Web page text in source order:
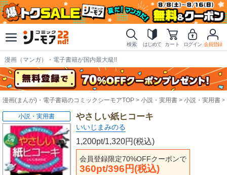
検索 はじめて カート ログイン 会員登録
漫画（マンガ）・電子書籍が国内最大級!!
漫画(まんが)・電子書籍のコミックシーモアTOP 小説・実用書 小説・実用書
やさしい紙ヒコーキ
いいじまみのる
1,200pt/1,320円(税込)
会員登録限定70%OFFクーポンで
360pt/396円(税込)
小説・実用書